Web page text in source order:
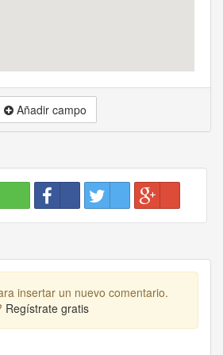
Añadir campo
insertar un nuevo comentario.
Regístrate gratis